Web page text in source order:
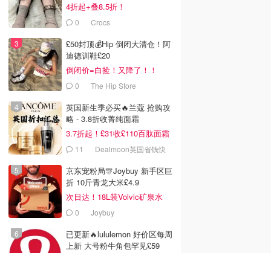
4折起+叠8.5折！
0 Crocs
£50封顶💰Hip 倒闭大清仓！阿
迪德训鞋£20
倒闭价=白捡！又降了！！
0 The Hip Store
英国新生季必买🔥兰蔻 抢购攻
略 - 3.8折收菁纯面霜
3.7折起！£31收£110百肽面霜
套装
11
Dealmoon英国省钱快
京东宠粉局🎊Joybuy 新手区巨
折 10斤青龙大米£4.9
次日达！18L装Volvic矿泉水
£110 Joybuy
已更新🔥lululemon 好价区每周
上新 大号粉牛角包罕见£59